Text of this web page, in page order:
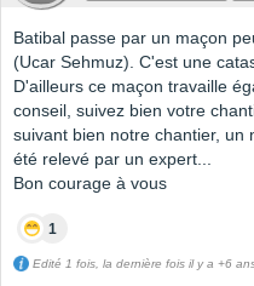
Batibal passe par un maçon
(Ucar Sehmuz). C'est une
D'ailleurs ce maçon travaille
conseil, suivez bien votre
suivant bien notre chantier, un
été relevé par un expert...
Bon courage à vous
1
Edité 1 fois, la dernière fois il y a +6